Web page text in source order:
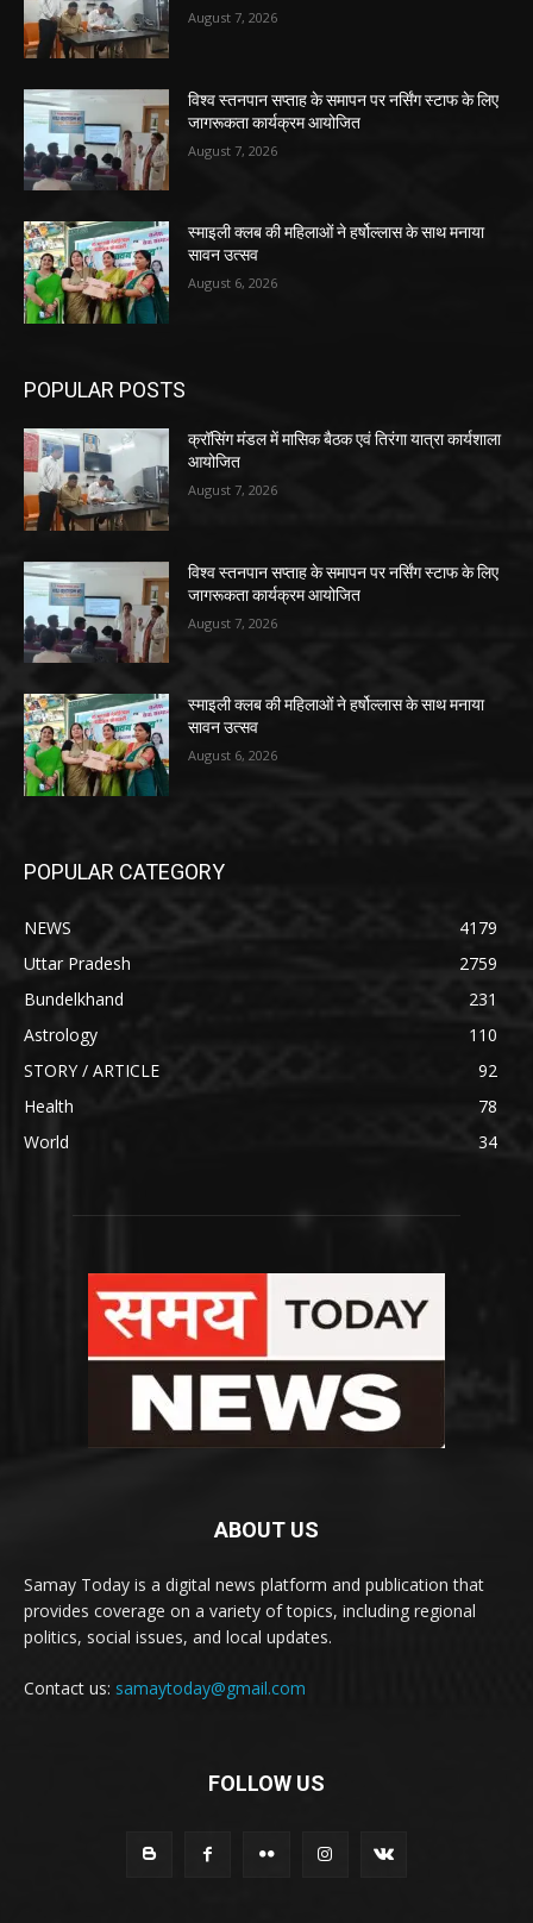
August 7, 2026
विश्व स्तनपान सप्ताह के समापन पर नर्सिंग स्टाफ के लिए
जागरूकता कार्यक्रम आयोजित
August 7, 2026
स्माइली क्लब की महिलाओं ने हर्षोल्लास के साथ मनाया
सावन उत्सव
August 6, 2026
POPULAR POSTS
क्रॉसिंग मंडल में मासिक बैठक एवं तिरंगा यात्रा कार्यशाला
आयोजित
August 7, 2026
विश्व स्तनपान सप्ताह के समापन पर नर्सिंग स्टाफ के लिए
जागरूकता कार्यक्रम आयोजित
August 7, 2026
स्माइली क्लब की महिलाओं ने हर्षोल्लास के साथ मनाया
सावन उत्सव
August 6, 2026
POPULAR CATEGORY
NEWS
4179
Uttar Pradesh
2759
Bundelkhand
231
Astrology
110
STORY / ARTICLE
92
Health
78
World
34
ABOUT US
Samay Today is a digital news platform and publication that
provides coverage on a variety of topics, including regional
politics, social issues, and local updates.
Contact us: samaytoday@gmail.com
FOLLOW US